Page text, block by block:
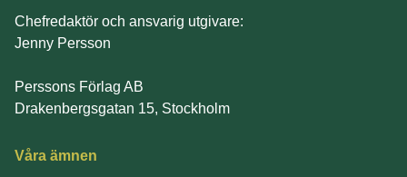
Chefredaktör och ansvarig utgivare:
Jenny Persson
Perssons Förlag AB
Drakenbergsgatan 15, Stockholm
Våra ämnen